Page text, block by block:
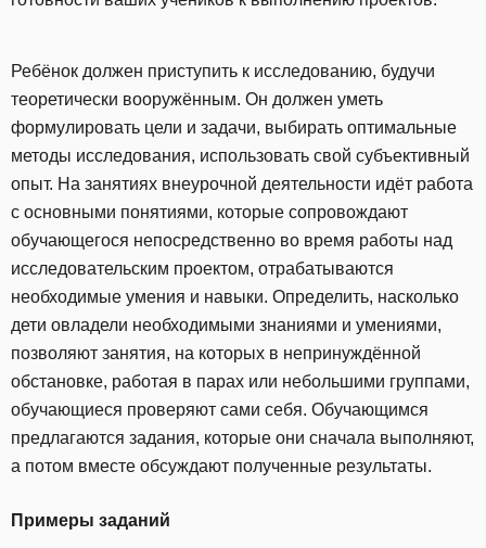
Ребёнок должен приступить к исследованию, будучи
теоретически вооружённым. Он должен уметь
формулировать цели и задачи, выбирать оптимальные
методы исследования, использовать свой субъективный
опыт. На занятиях внеурочной деятельности идёт работа
с основными понятиями, которые сопровождают
обучающегося непосредственно во время работы над
исследовательским проектом, отрабатываются
необходимые умения и навыки. Определить, насколько
дети овладели необходимыми знаниями и умениями,
позволяют занятия, на которых в непринуждённой
обстановке, работая в парах или небольшими группами,
обучающиеся проверяют сами себя. Обучающимся
предлагаются задания, которые они сначала выполняют,
а потом вместе обсуждают полученные результаты.
Примеры заданий